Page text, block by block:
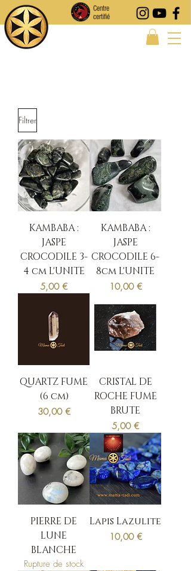
Centre
certifié
Filtrer
KAMBABA :
JASPE
CROCODILE 3-
4 cm L'UNITE
Prix
5,00 €
KAMBABA :
JASPE
CROCODILE 6-
8cm L'UNITE
Prix
10,00 €
QUARTZ FUME
(6 cm)
Prix
30,00 €
CRISTAL DE
ROCHE FUME
BRUTE
Prix
5,00 €
PIERRE DE
LUNE
BLANCHE
Rupture de stock
Lapis Lazulite
Prix
10,00 €